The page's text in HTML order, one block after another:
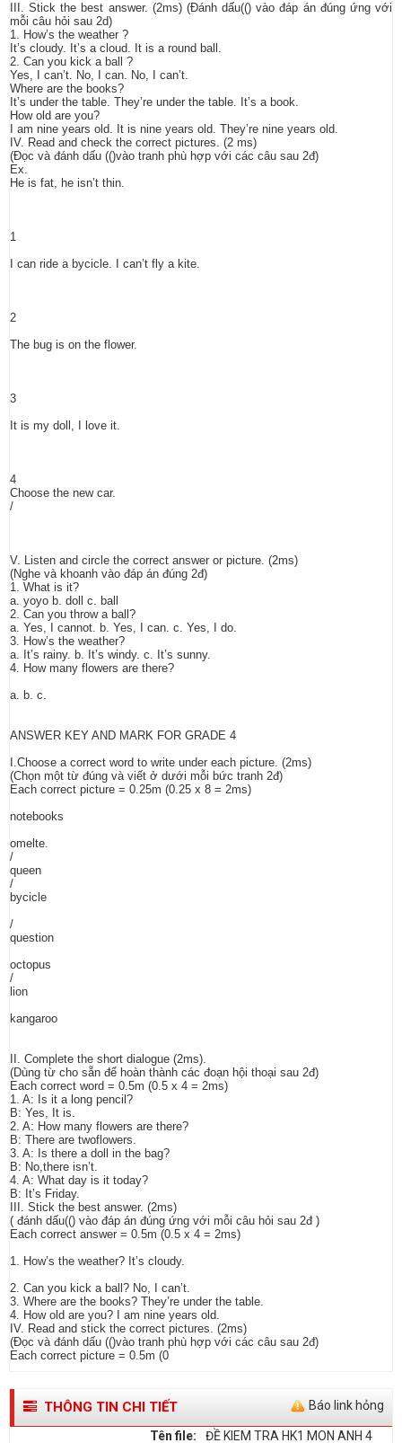
III. Stick the best answer. (2ms) (Đánh dấu(() vào đáp án đúng ứng với
mỗi câu hỏi sau 2d)
1. How’s the weather ?
It’s cloudy. It’s a cloud. It is a round ball.
2. Can you kick a ball ?
Yes, I can’t. No, I can. No, I can’t.
Where are the books?
It’s under the table. They’re under the table. It’s a book.
How old are you?
I am nine years old. It is nine years old. They’re nine years old.
IV. Read and check the correct pictures. (2 ms)
(Đọc và đánh dấu (()vào tranh phù hợp với các câu sau 2đ)
Ex.
He is fat, he isn’t thin.
1
I can ride a bycicle. I can’t fly a kite.
2
The bug is on the flower.
3
It is my doll, I love it.
4
Choose the new car.
/
V. Listen and circle the correct answer or picture. (2ms)
(Nghe và khoanh vào đáp án đúng 2đ)
1. What is it?
a. yoyo b. doll c. ball
2. Can you throw a ball?
a. Yes, I cannot. b. Yes, I can. c. Yes, I do.
3. How’s the weather?
a. It’s rainy. b. It’s windy. c. It’s sunny.
4. How many flowers are there?
a. b. c.
ANSWER KEY AND MARK FOR GRADE 4
I.Choose a correct word to write under each picture. (2ms)
(Chọn một từ đúng và viết ở dưới mỗi bức tranh 2đ)
Each correct picture = 0.25m (0.25 x 8 = 2ms)
notebooks
omelte.
/
queen
/
bycicle
/
question
octopus
/
lion
kangaroo
II. Complete the short dialogue (2ms).
(Dùng từ cho sẵn để hoàn thành các đoạn hội thoại sau 2đ)
Each correct word = 0.5m (0.5 x 4 = 2ms)
1. A: Is it a long pencil?
B: Yes, It is.
2. A: How many flowers are there?
B: There are twoflowers.
3. A: Is there a doll in the bag?
B: No,there isn’t.
4. A: What day is it today?
B: It’s Friday.
III. Stick the best answer. (2ms)
( đánh dấu(() vào đáp án đúng ứng với mỗi câu hỏi sau 2đ )
Each correct answer = 0.5m (0.5 x 4 = 2ms)
1. How’s the weather? It’s cloudy.
2. Can you kick a ball? No, I can’t.
3. Where are the books? They’re under the table.
4. How old are you? I am nine years old.
IV. Read and stick the correct pictures. (2ms)
(Đọc và đánh dấu (()vào tranh phù hợp với các câu sau 2đ)
Each correct picture = 0.5m (0
Báo link hỏng
THÔNG TIN CHI TIẾT
Tên file: ĐỀ KIEM TRA HK1 MON ANH 4